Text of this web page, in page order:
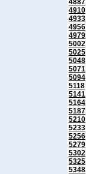
4887
4910
4933
4956
4979
5002
5025
5048
5071
5094
5118
5141
5164
5187
5210
5233
5256
5279
5302
5325
5348